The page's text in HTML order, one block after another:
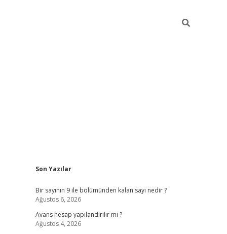
Sidebar
Son Yazılar
Bir sayının 9 ile bölümünden kalan sayı nedir ?
Ağustos 6, 2026
Avans hesap yapılandırılır mı ?
Ağustos 4, 2026